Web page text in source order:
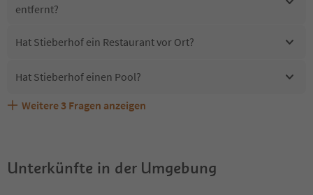
entfernt?
Hat Stieberhof ein Restaurant vor Ort?
Hat Stieberhof einen Pool?
Sind Haustiere in der Unterkunft Stieberhof erlaubt?
Welche Services bietet Stieberhof?
Erhalten die Gäste von Stieberhof einen Südtirol
Weitere 3 Fragen anzeigen
Unterkünfte in der Umgebung